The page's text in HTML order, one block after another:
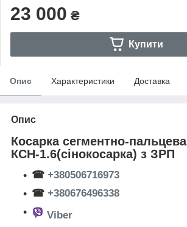
23 000 ₴
Купити
Опис Характеристики Доставка
Опис
Косарка сегментно-пальцева
КСН-1.6(сінокосарка) з ЗРП
☎ +380506716973
☎ +380676496338
Viber